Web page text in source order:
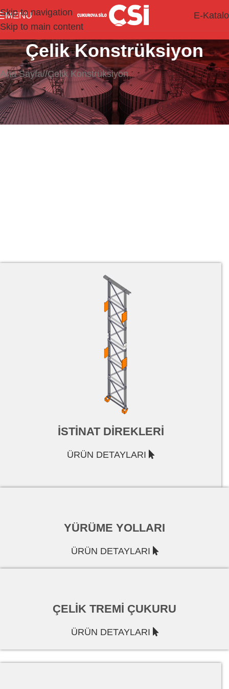
Skip to navigation
Skip to main content
MENU E-
Çelik Konstrüksiyon
Ana Sayfa/ Çelik Konstrüksiyon
İSTİNAT DİREKLERİ
ÜRÜN DETAYLARI
YÜRÜME YOLLARI
ÜRÜN DETAYLARI
ÇELİK TREMİ ÇUKURU
ÜRÜN DETAYLARI